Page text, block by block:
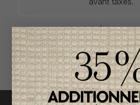
ACCÈS RAPIDE
magasinez par